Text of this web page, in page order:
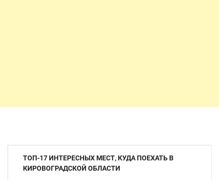
Навігація
записів
ТОП-17 ИНТЕРЕСНЫХ МЕСТ, КУДА ПОЕХАТЬ В
КИРОВОГРАДСКОЙ ОБЛАСТИ